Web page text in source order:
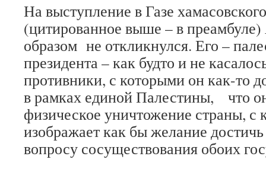
На выступление в Газе
(цитированное выше – в
образом не откликнулся. Его –
президента – как будто и не
противники, с которыми он как-то
в рамках единой Палестины, что
физическое уничтожение страны, с
изображает как бы желание
вопросу сосуществования обоих